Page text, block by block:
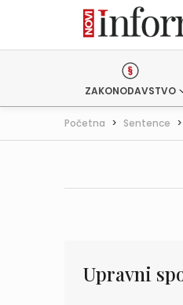
ZAKONODAVSTVO
Početna > Sentence >
Upravni